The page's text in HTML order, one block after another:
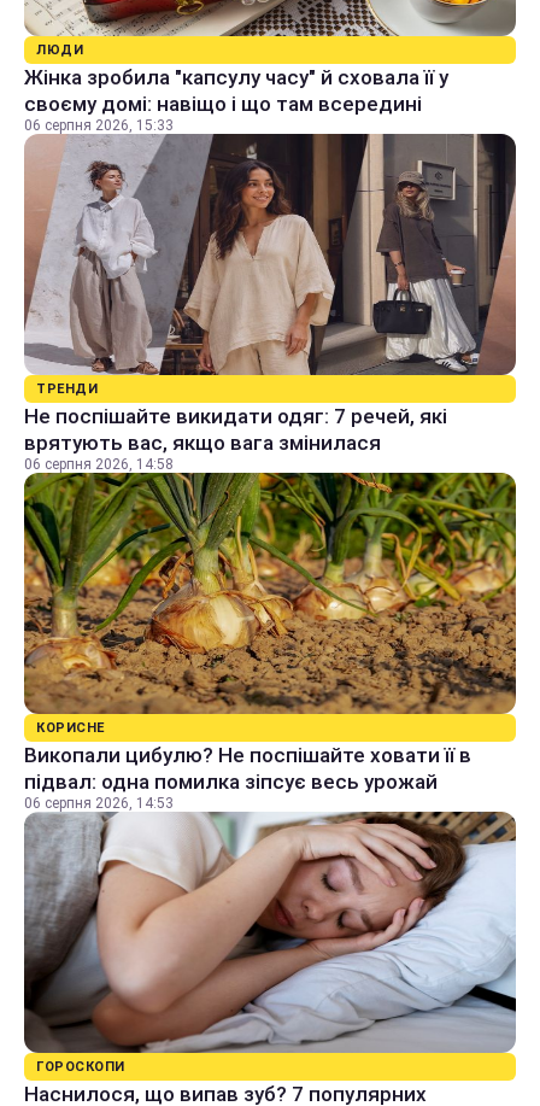
ЛЮДИ
Жінка зробила "капсулу часу" й сховала її у
своєму домі: навіщо і що там всередині
06 серпня 2026, 15:33
ТРЕНДИ
Не поспішайте викидати одяг: 7 речей, які
врятують вас, якщо вага змінилася
06 серпня 2026, 14:58
КОРИСНЕ
Викопали цибулю? Не поспішайте ховати її в
підвал: одна помилка зіпсує весь урожай
06 серпня 2026, 14:53
ГОРОСКОПИ
Наснилося, що випав зуб? 7 популярних